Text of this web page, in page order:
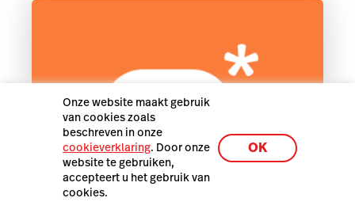
Onze website maakt gebruik
van cookies zoals
beschreven in onze
cookieverklaring. Door onze
website te gebruiken,
accepteert u het gebruik van
cookies.
OK